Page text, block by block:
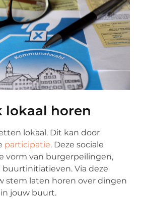
lokaal horen
lokaal. Dit kan door
participatie. Deze sociale
vorm van burgerpeilingen,
Via deze
stem laten horen over dingen
jouw buurt.